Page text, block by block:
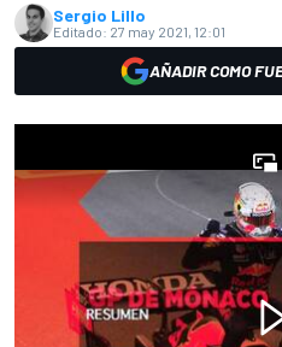
Sergio Lillo
Editado: 27 may 2021, 12:01
AÑADIR COMO